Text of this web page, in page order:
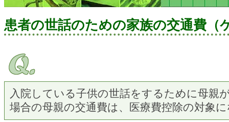
患者の世話のための家族の交通費（
入院している子供の世話をするために母親
場合の母親の交通費は、医療費控除の対象